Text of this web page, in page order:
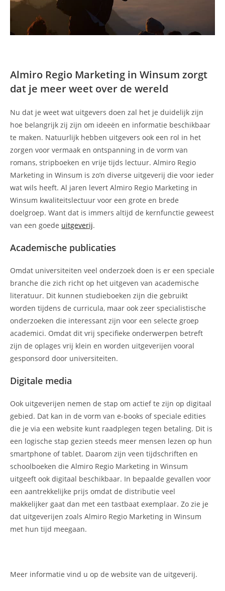
Almiro Regio Marketing in Winsum zorgt
dat je meer weet over de wereld
Nu dat je weet wat uitgevers doen zal het je duidelijk zijn
hoe belangrijk zij zijn om ideeën en informatie beschikbaar
te maken. Natuurlijk hebben uitgevers ook een rol in het
zorgen voor vermaak en ontspanning in de vorm van
romans, stripboeken en vrije tijds lectuur. Almiro Regio
Marketing in Winsum is zo’n diverse uitgeverij die voor ieder
wat wils heeft. Al jaren levert Almiro Regio Marketing in
Winsum kwaliteitslectuur voor een grote en brede
doelgroep. Want dat is immers altijd de kernfunctie geweest
van een goede uitgeverij.
Academische publicaties
Omdat universiteiten veel onderzoek doen is er een speciale
branche die zich richt op het uitgeven van academische
literatuur. Dit kunnen studieboeken zijn die gebruikt
worden tijdens de curricula, maar ook zeer specialistische
onderzoeken die interessant zijn voor een selecte groep
academici. Omdat dit vrij specifieke onderwerpen betreft
zijn de oplages vrij klein en worden uitgeverijen vooral
gesponsord door universiteiten.
Digitale media
Ook uitgeverijen nemen de stap om actief te zijn op digitaal
gebied. Dat kan in de vorm van e-books of speciale edities
die je via een website kunt raadplegen tegen betaling. Dit is
een logische stap gezien steeds meer mensen lezen op hun
smartphone of tablet. Daarom zijn veen tijdschriften en
schoolboeken die Almiro Regio Marketing in Winsum
uitgeeft ook digitaal beschikbaar. In bepaalde gevallen voor
een aantrekkelijke prijs omdat de distributie veel
makkelijker gaat dan met een tastbaat exemplaar. Zo zie je
dat uitgeverijen zoals Almiro Regio Marketing in Winsum
met hun tijd meegaan.
Meer informatie vind u op de website van de uitgeverij.